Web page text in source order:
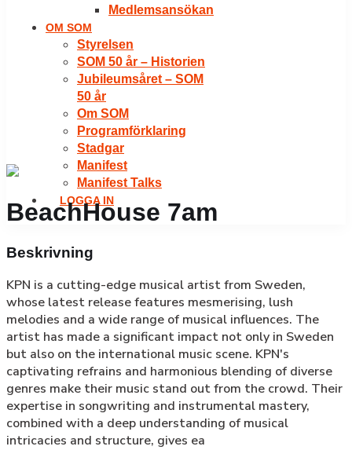
Medlemsansökan
OM SOM
Styrelsen
SOM 50 år – Historien
Jubileumsåret – SOM
50 år
Om SOM
Programförklaring
Stadgar
Manifest
Manifest Talks
LOGGA IN
BeachHouse 7am
Beskrivning
KPN is a cutting-edge musical artist from Sweden,
whose latest release features mesmerising, lush
melodies and a wide range of musical influences. The
artist has made a significant impact not only in Sweden
but also on the international music scene. KPN's
captivating refrains and harmonious blending of diverse
genres make their music stand out from the crowd. Their
expertise in songwriting and instrumental mastery,
combined with a deep understanding of musical
intricacies and structure, gives ea